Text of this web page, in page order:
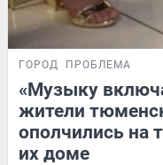
ГОРОД ПРОБЛЕМА
«Музыку
жители
ополчились на
их доме